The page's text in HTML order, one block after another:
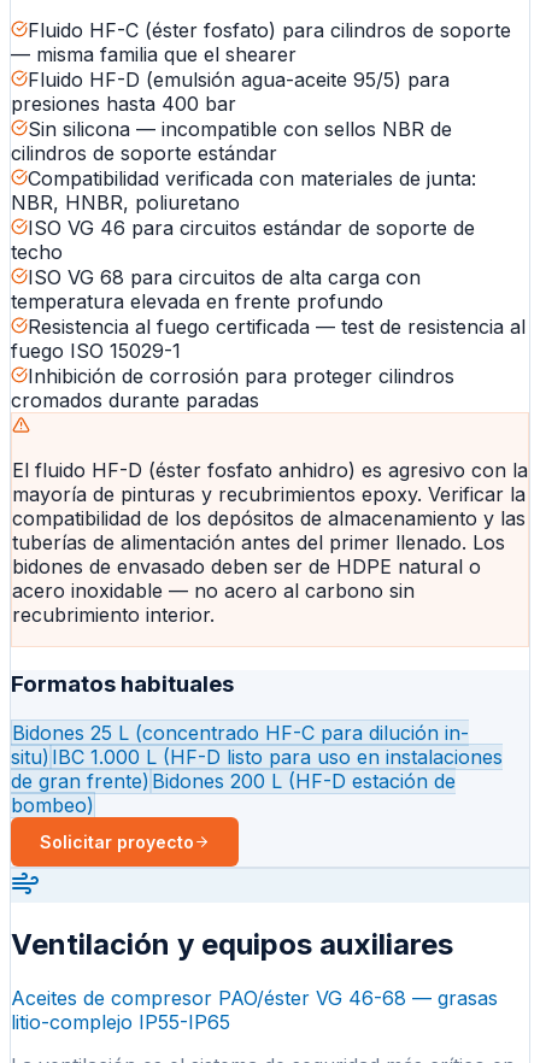
Fluido HF-C (éster fosfato) para cilindros de soporte
— misma familia que el shearer
Fluido HF-D (emulsión agua-aceite 95/5) para
presiones hasta 400 bar
Sin silicona — incompatible con sellos NBR de
cilindros de soporte estándar
Compatibilidad verificada con materiales de junta:
NBR, HNBR, poliuretano
ISO VG 46 para circuitos estándar de soporte de
techo
ISO VG 68 para circuitos de alta carga con
temperatura elevada en frente profundo
Resistencia al fuego certificada — test de resistencia al
fuego ISO 15029-1
Inhibición de corrosión para proteger cilindros
cromados durante paradas
El fluido HF-D (éster fosfato anhidro) es agresivo con la
mayoría de pinturas y recubrimientos epoxy. Verificar la
compatibilidad de los depósitos de almacenamiento y las
tuberías de alimentación antes del primer llenado. Los
bidones de envasado deben ser de HDPE natural o
acero inoxidable — no acero al carbono sin
recubrimiento interior.
Formatos habituales
Bidones 25 L (concentrado HF-C para dilución in-
situ) IBC 1.000 L (HF-D listo para uso en instalaciones
de gran frente) Bidones 200 L (HF-D estación de
bombeo)
Solicitar proyecto
Ventilación y equipos auxiliares
Aceites de compresor PAO/éster VG 46-68 — grasas
litio-complejo IP55-IP65